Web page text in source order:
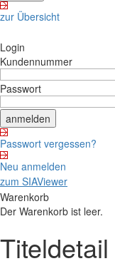
zur Übersicht
Login
Kundennummer
Passwort
Passwort vergessen?
Neu anmelden
zum SIAViewer
Warenkorb
Der Warenkorb ist leer.
Titeldetail